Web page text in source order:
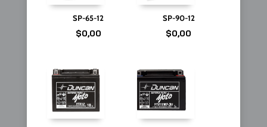
SP-65-12
$0,00
SP-90-12
$0,00